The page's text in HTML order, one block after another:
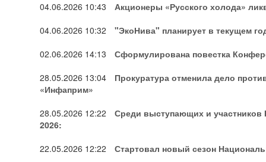
04.06.2026 10:43
Акционеры «Русского холода»
04.06.2026 10:32
"ЭкоНива" планирует в текущем
02.06.2026 14:13
Сформулирована повестка
28.05.2026 13:04
Прокуратура отменила дело
«Инфаприм»
28.05.2026 12:22
Среди выступающих и
2026:
22.05.2026 12:22
Стартовал новый сезон